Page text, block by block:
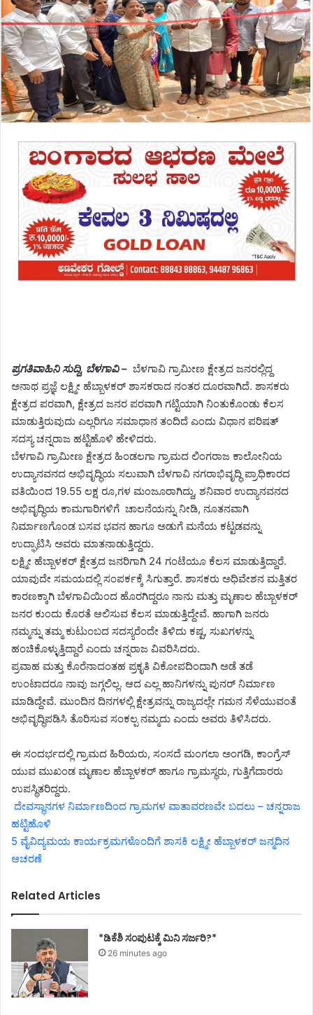
ಪ್ರಗತಿವಾಹಿನಿ ಸುದ್ದಿ, ಬೆಳಗಾವಿ – ಬೆಳಗಾವಿ ಗ್ರಾಮೀಣ ಕ್ಷೇತ್ರದ ಜನರಲ್ಲಿದ್ದ
ಅನಾಥ ಪ್ರಜ್ಞೆ ಲಕ್ಷ್ಮೀ ಹೆಬ್ಬಾಳಕರ್ ಶಾಸಕರಾದ ನಂತರ ದೂರವಾಗಿದೆ. ಶಾಸಕರು
ಕ್ಷೇತ್ರದ ಪರವಾಗಿ, ಕ್ಷೇತ್ರದ ಜನರ ಪರವಾಗಿ ಗಟ್ಟಿಯಾಗಿ ನಿಂತುಕೊಂಡು ಕೆಲಸ
ಮಾಡುತ್ತಿರುವುದು ಎಲ್ಲರಿಗೂ ಸಮಾಧಾನ ತಂದಿದೆ ಎಂದು ವಿಧಾನ ಪರಿಷತ್
ಸದಸ್ಯ ಚನ್ನರಾಜ ಹಟ್ಟಿಹೊಳಿ ಹೇಳಿದರು.
ಬೆಳಗಾವಿ ಗ್ರಾಮೀಣ ​ಕ್ಷೇತ್ರದ ಹಿಂಡಲಗಾ ಗ್ರಾಮದ ಲಿಂಗರಾಜ ಕಾಲೋನಿಯ
ಉದ್ಯಾನವನದ ಅಭಿವೃದ್ಧಿಯ ಸಲುವಾಗಿ ಬೆಳಗಾವಿ ನಗರಾಭಿವೃದ್ಧಿ ಪ್ರಾಧಿಕಾರದ
ವತಿಯಿಂದ 19.55 ಲಕ್ಷ ರೂ,ಗಳ ಮಂಜೂರಾಗಿದ್ದು, ​ಶನಿವಾರ ಉದ್ಯಾನವನದ
ಅಭಿವೃದ್ಧಿಯ ಕಾಮಗಾರಿಗಳಿಗೆ ಚಾಲನೆಯನ್ನು ನೀಡಿ, ನೂತನವಾಗಿ
ನಿರ್ಮಾಣಗೊಂಡ ಬಸವ ಭವನ ಹಾಗೂ ಅಡುಗೆ ಮನೆಯ ಕಟ್ಟಡವನ್ನು
ಉದ್ಘಾಟಿಸಿ ​ ಅವರು ಮಾತನಾಡುತ್ತಿದ್ದರು.
ಲಕ್ಷ್ಮೀ ಹೆಬ್ಬಾಳಕರ್ ಕ್ಷೇತ್ರದ ಜನರಿಗಾಗಿ 24 ಗಂಟೆಯೂ ಕೆಲಸ ಮಾಡುತ್ತಿದ್ದಾರೆ.
ಯಾವುದೇ ಸಮಯದಲ್ಲಿ ಸಂಪರ್ಕಕ್ಕೆ ಸಿಗುತ್ತಾರೆ. ಶಾಸಕರು ಅಧಿವೇಶನ ಮತ್ತಿತರ
ಕಾರಣಕ್ಕಾಗಿ ಬೆಳಗಾವಿಯಿಂದ ಹೊರಗಿದ್ದರೂ ನಾನು ಮತ್ತು ಮೃಣಾಲ ಹೆಬ್ಬಾಳಕರ್
ಜನರ ಕುಂದು ಕೊರತೆ ಆಲಿಸುವ ಕೆಲಸ ಮಾಡುತ್ತಿದ್ದೇವೆ. ಹಾಗಾಗಿ ಜನರು
ನಮ್ಮನ್ನು ತಮ್ಮ ಕುಟುಂಬದ ಸದಸ್ಯರೆಂದೇ ತಿಳಿದು ಕಷ್ಟ, ಸುಖಗಳನ್ನು
ಹಂಚಿಕೊಳ್ಳುತ್ತಿದ್ದಾರೆ ಎಂದು ಚನ್ನರಾಜ ವಿವರಿಸಿದರು.
ಪ್ರವಾಹ ಮತ್ತು ಕೊರೆನಾದಂತಹ ಪ್ರಕೃತಿ ವಿಕೋಪದಿಂದಾಗಿ ಅಡೆ ತಡೆ
ಉಂಟಾದರೂ ನಾವು ಜಗ್ಗಲಿಲ್ಲ. ಆದ ಎಲ್ಲ ಹಾನಿಗಳನ್ನು ಪುನರ್ ನಿರ್ಮಾಣ
ಮಾಡಿದ್ದೇವೆ. ಮುಂದಿನ ದಿನಗಳಲ್ಲಿ ಕ್ಷೇತ್ರವನ್ನು ರಾಜ್ಯದಲ್ಲೇ ಗಮನ ಸೆಳೆಯುವಂತೆ
ಅಭಿವೃದ್ಧಿಪಡಿಸಿ ತೊರಿಸುವ ಸಂಕಲ್ಪ ನಮ್ಮದು ಎಂದು ಅವರು ತಿಳಿಸಿದರು.
ಈ ಸಂದರ್ಭದಲ್ಲಿ ಗ್ರಾಮದ ಹಿರಿಯರು, ಸಂಸ​ದೆ ಮಂಗ​ಲಾ​ ಅಂಗಡಿ, ಕಾಂಗ್ರೆಸ್
ಯುವ ಮುಖಂಡ ​ ಮೃಣಾಲ ಹೆಬ್ಬಾಳಕರ್ ಹಾಗೂ ಗ್ರಾಮಸ್ಥರು, ಗುತ್ತಿಗೆದಾರರು
ಉಪಸ್ಥಿತರಿದ್ದರು.
ದೇವಸ್ಥಾನಗಳ ನಿರ್ಮಾಣದಿಂದ ಗ್ರಾಮಗಳ ವಾತಾವರಣವೇ ಬದಲು – ಚನ್ನರಾಜ
ಹಟ್ಟಿಹೊಳಿ
5 ವೈವಿದ್ಯಮಯ ಕಾರ್ಯಕ್ರಮಗಳೊಂದಿಗೆ ಶಾಸಕಿ ಲಕ್ಷ್ಮೀ ಹೆಬ್ಬಾಳಕರ್ ಜನ್ಮದಿನ
ಆಚರಣೆ​
Related Articles
*ಡಿಕೆಶಿ ಸಂಪುಟಕ್ಕೆ ಮಿನಿ ಸರ್ಜರಿ?*
26 minutes ago